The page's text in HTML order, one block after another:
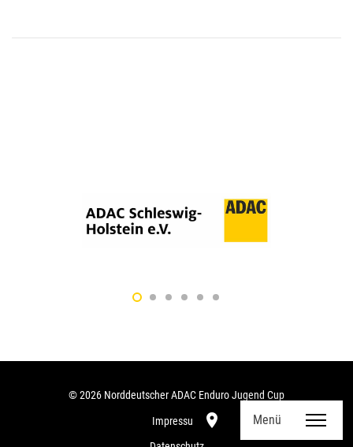
room Menü
© 2026 Norddeutscher ADAC Enduro Jugend Cup
Impressum